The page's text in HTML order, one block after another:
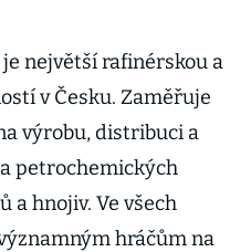
největší rafinérskou a
v Česku. Zaměřuje
výrobu, distribuci a
petrochemických
a hnojiv. Ve všech
hráčům na